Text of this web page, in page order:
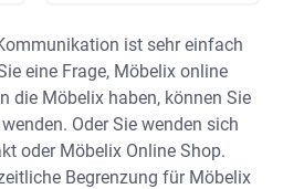
ist sehr einfach
eine Frage, Möbelix online
die Möbelix haben, können Sie
Oder Sie wenden sich
oder Möbelix Online Shop.
Begrenzung für Möbelix